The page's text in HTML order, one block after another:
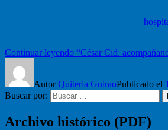
Continuar leyendo “César Cid:
AutorQuiteria GuiraoPublicado el
Buscar por:
Archivo histórico (PDF)